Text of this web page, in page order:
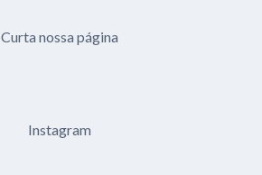
Curta nossa página
Instagram